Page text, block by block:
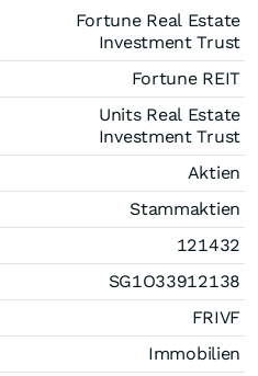
Fortune Real Estate
Investment Trust
Fortune REIT
Units Real Estate
Investment Trust
Aktien
Stammaktien
121432
SG1O33912138
FRIVF
Immobilien